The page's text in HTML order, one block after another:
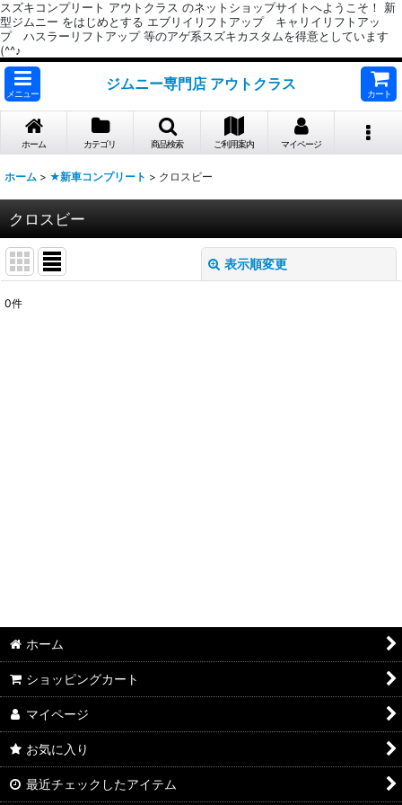
スズキコンプリート アウトクラス のネットショップサイトへようこそ！ 新
型ジムニー をはじめとする エブリイリフトアップ キャリイリフトアッ
プ ハスラーリフトアップ 等のアゲ系スズキカスタムを得意としています
(^^♪
メニュー
ジムニー専門店 アウトクラス
カート
ホーム カテゴリ 商品検索 ご利用案内 マイページ
ホーム > ★新車コンプリート > クロスビー
クロスビー
表示順変更
0件
ホーム
ショッピングカート
マイページ
お気に入り
最近チェックしたアイテム